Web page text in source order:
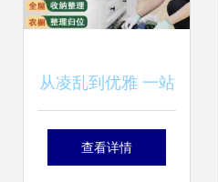
从凌乱到优雅 一站
式家政服务重塑家
查看详情